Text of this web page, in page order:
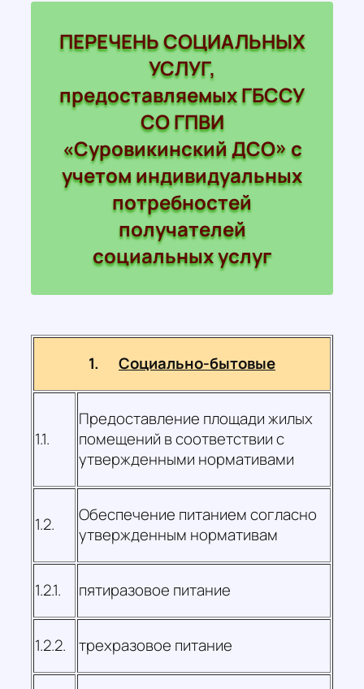
ПЕРЕЧЕНЬ СОЦИАЛЬНЫХ
УСЛУГ,
предоставляемых ГБССУ
СО ГПВИ
«Суровикинский ДСО» с
учетом индивидуальных
потребностей
получателей
социальных услуг
1. Социально-бытовые
1.1.
Предоставление площади жилых
помещений в соответствии с
утвержденными нормативами
1.2.
Обеспечение питанием согласно
утвержденным нормативам
1.2.1. пятиразовое питание
1.2.2. трехразовое питание